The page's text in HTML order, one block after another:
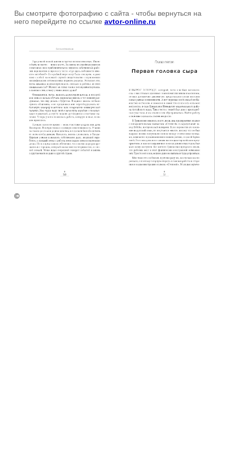
Вы смотрите фотографию с сайта - чтобы вернуться на
него перейдите по ссылке avtor-online.ru
©